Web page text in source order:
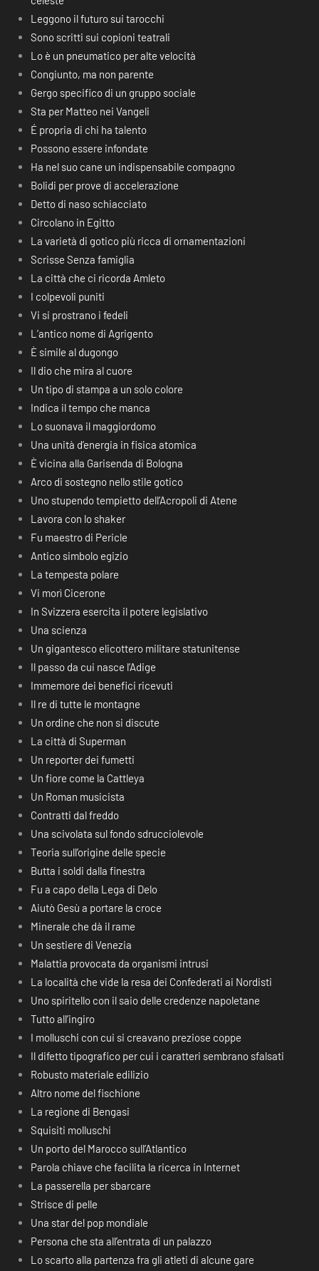
Leggono il futuro sui tarocchi
Sono scritti sui copioni teatrali
Lo è un pneumatico per alte velocità
Congiunto, ma non parente
Gergo specifico di un gruppo sociale
Sta per Matteo nei Vangeli
É propria di chi ha talento
Possono essere infondate
Ha nel suo cane un indispensabile compagno
Bolidi per prove di accelerazione
Detto di naso schiacciato
Circolano in Egitto
La varietà di gotico più ricca di ornamentazioni
Scrisse Senza famiglia
La città che ci ricorda Amleto
I colpevoli puniti
Vi si prostrano i fedeli
L’antico nome di Agrigento
È simile al dugongo
Il dio che mira al cuore
Un tipo di stampa a un solo colore
Indica il tempo che manca
Lo suonava il maggiordomo
Una unità d’energia in fisica atomica
È vicina alla Garisenda di Bologna
Arco di sostegno nello stile gotico
Uno stupendo tempietto dell’Acropoli di Atene
Lavora con lo shaker
Fu maestro di Pericle
Antico simbolo egizio
La tempesta polare
Vi morì Cicerone
In Svizzera esercita il potere legislativo
Una scienza
Un gigantesco elicottero militare statunitense
Il passo da cui nasce l’Adige
Immemore dei benefici ricevuti
Il re di tutte le montagne
Un ordine che non si discute
La città di Superman
Un reporter dei fumetti
Un fiore come la Cattleya
Un Roman musicista
Contratti dal freddo
Una scivolata sul fondo sdrucciolevole
Teoria sull’origine delle specie
Butta i soldi dalla finestra
Fu a capo della Lega di Delo
Aiutò Gesù a portare la croce
Minerale che dà il rame
Un sestiere di Venezia
Malattia provocata da organismi intrusi
La località che vide la resa dei Confederati ai Nordisti
Uno spiritello con il saio delle credenze napoletane
Tutto all’ingiro
I molluschi con cui si creavano preziose coppe
Il difetto tipografico per cui i caratteri sembrano sfalsati
Robusto materiale edilizio
Altro nome del fischione
La regione di Bengasi
Squisiti molluschi
Un porto del Marocco sull’Atlantico
Parola chiave che facilita la ricerca in Internet
La passerella per sbarcare
Strisce di pelle
Una star del pop mondiale
Persona che sta all’entrata di un palazzo
Lo scarto alla partenza fra gli atleti di alcune gare